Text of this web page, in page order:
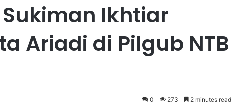
Ikhtiar
Ariadi di Pilgub NTB
0 273 2 minutes read